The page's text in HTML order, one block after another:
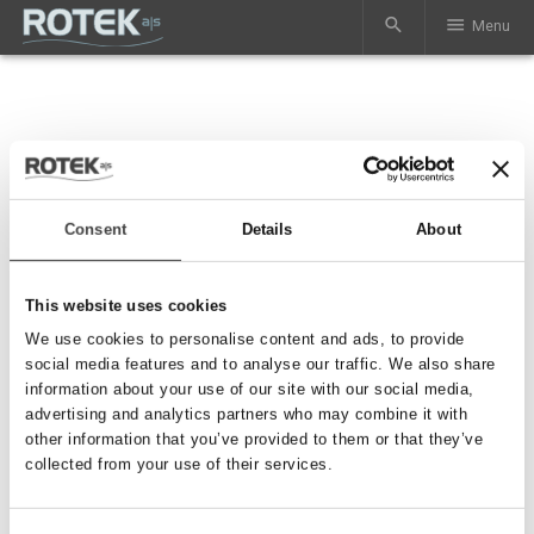
Consent Details About
This website uses cookies
We use cookies to personalise content and ads, to provide
social media features and to analyse our traffic. We also share
information about your use of our site with our social media,
advertising and analytics partners who may combine it with
other information that you’ve provided to them or that they’ve
collected from your use of their services.
search menu Menu
Information vedr. priser
Vi oplever betydelige prisstigninger på de fleste råvarer og
situation, som har medført kraftigt stigende oliepriser og
dermed højere priser på materialer, brændstof og generelt
øgede omkostninger.
Vores indkøbs- og logistikpriser ændrer sig hurtigt, og
derfor har vi midlertidigt fjernet salgspriserne fra vores